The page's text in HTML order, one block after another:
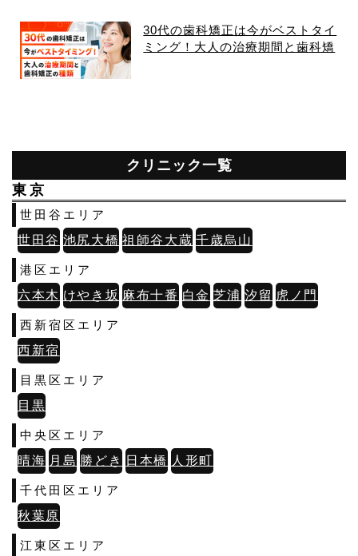
30代の歯科矯正は今がベストタイ
ミング！大人の治療期間と歯科矯
クリニック一覧
東京
世田谷エリア
世田谷 池尻大橋 祖師谷大蔵 千歳烏山
港区エリア
六本木 けやき坂 麻布十番 白金 芝浦 汐留 虎ノ門
西新宿区エリア
西新宿
目黒区エリア
目黒
中央区エリア
晴海 月島 勝どき 日本橋 人形町
千代田区エリア
秋葉原
江東区エリア